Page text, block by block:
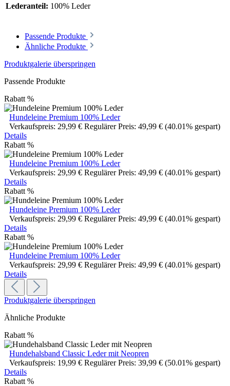
Lederanteil: 100% Leder
Passende Produkte
Ähnliche Produkte
Produktgalerie überspringen
Passende Produkte
Rabatt %
Hundeleine Premium 100% Leder
Verkaufspreis: 29,99 € Regulärer Preis: 49,99 € (40.01% gespart)
Details
Rabatt %
Hundeleine Premium 100% Leder
Verkaufspreis: 29,99 € Regulärer Preis: 49,99 € (40.01% gespart)
Details
Rabatt %
Hundeleine Premium 100% Leder
Verkaufspreis: 29,99 € Regulärer Preis: 49,99 € (40.01% gespart)
Details
Rabatt %
Hundeleine Premium 100% Leder
Verkaufspreis: 29,99 € Regulärer Preis: 49,99 € (40.01% gespart)
Details
Produktgalerie überspringen
Ähnliche Produkte
Rabatt %
Hundehalsband Classic Leder mit Neopren
Verkaufspreis: 19,99 € Regulärer Preis: 39,99 € (50.01% gespart)
Details
Rabatt %